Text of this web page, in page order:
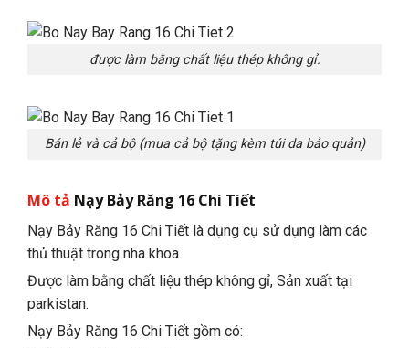
được làm bằng chất liệu thép không gỉ.
Bán lẻ và cả bộ (mua cả bộ tặng kèm túi da bảo quản)
Mô tả Nạy Bảy Răng 16 Chi Tiết
Nạy Bảy Răng 16 Chi Tiết là dụng cụ sử dụng làm các
thủ thuật trong nha khoa.
Được làm bằng chất liệu thép không gỉ, Sản xuất tại
parkistan.
Nạy Bảy Răng 16 Chi Tiết gồm có: